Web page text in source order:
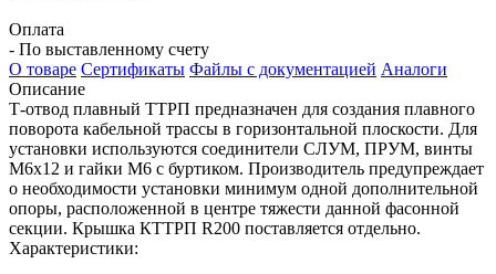
Оплата
- По выставленному счету
О товаре Сертификаты Файлы с документацией Аналоги
Описание
Т-отвод плавный ТТРП предназначен для создания плавного
поворота кабельной трассы в горизонтальной плоскости. Для
установки используются соединители СЛУМ, ПРУМ, винты
М6х12 и гайки М6 с буртиком. Производитель предупреждает
о необходимости установки минимум одной дополнительной
опоры, расположенной в центре тяжести данной фасонной
секции. Крышка КТТРП R200 поставляется отдельно.
Характеристики: